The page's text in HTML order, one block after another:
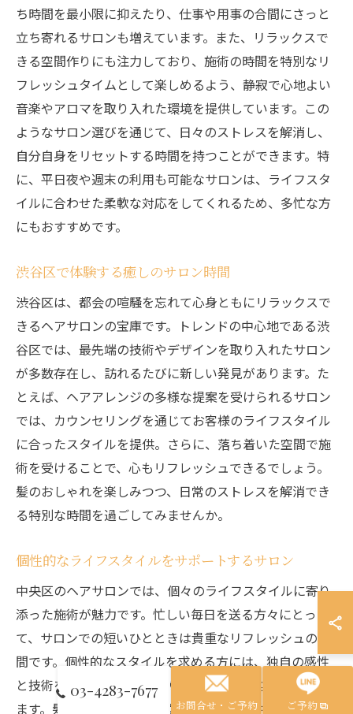
ち時間を最小限に抑えたり、仕事や用事の合間にさっと
立ち寄れるサロンも増えています。また、リラックスで
きる空間作りにも注力しており、施術の時間を特別なリ
フレッシュタイムとして楽しめるよう、静寂で心地よい
音楽やアロマを取り入れた環境を提供しています。この
ようなサロン選びを通じて、日々のストレスを解消し、
自分自身をリセットする時間を持つことができます。特
に、平日夜や週末の利用も可能なサロンは、ライフスタ
イルに合わせた柔軟な対応をしてくれるため、多忙な方
にもおすすめです。
渋谷区で体験する癒しのサロン時間
渋谷区は、都会の喧騒を忘れて心身ともにリラックスで
きるヘアサロンの宝庫です。トレンドの中心地である渋
谷区では、最先端の技術やデザインを取り入れたサロン
が多数存在し、訪れるたびに新しい発見があります。た
とえば、ヘアアレンジの多様な提案を受けられるサロン
では、カウンセリングを通じてお客様のライフスタイル
に合ったスタイルを提供。さらに、落ち着いた空間で施
術を受けることで、心もリフレッシュできるでしょう。
髪のおしゃれを楽しみつつ、日常のストレスを解消でき
る特別な時間を過ごしてみませんか。
個性的なライフスタイルをサポートするサロン
中央区のヘアサロンでは、個々のライフスタイルに寄り
添った施術が魅力です。忙しい毎日を送る方々にとっ
て、サロンでの短いひとときは貴重なリフレッシュの時
間です。個性的なスタイルを求める方には、独自の感性
と技術を持つスタイリストが、パーソナルな提案を行い
ます。髪質や顔立ちだけでなく、生活習慣や好みにも合
03-4283-7677
お問合せ・ご予約 ご予約